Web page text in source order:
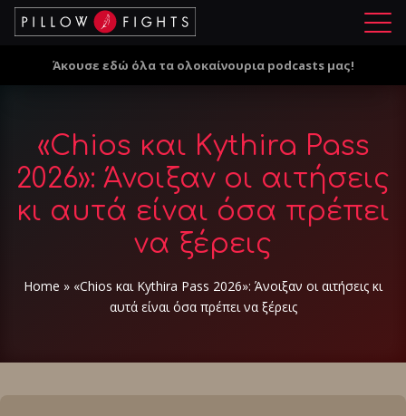
Μ
ο
Άκουσε εδώ όλα τα ολοκαίνουρια podcasts μας!
«Chios και Kythira Pass
2026»: Άνοιξαν οι αιτήσεις
κι αυτά είναι όσα πρέπει
να ξέρεις
Home » «Chios και Kythira Pass 2026»: Άνοιξαν οι αιτήσεις κι
αυτά είναι όσα πρέπει να ξέρεις